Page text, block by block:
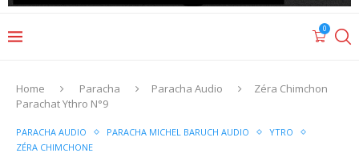
0
Home Paracha Paracha Audio
Zéra Chimchon
Parachat Ythro N°9
PARACHA AUDIO PARACHA MICHEL BARUCH AUDIO
YTRO
ZÉRA CHIMCHONE